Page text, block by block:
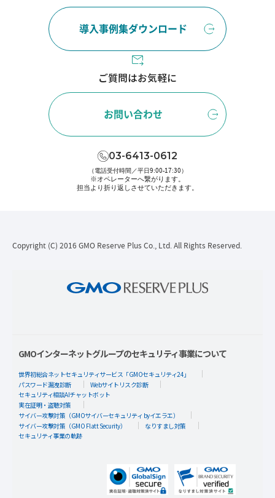
導入事例集ダウンロード
ご質問はお気軽に
お問い合わせ
03-6413-0612
（電話受付時間／平日9:00-17:30）
※オペレーターへ繋がります。
担当より折り返しさせていただきます。
Copyright (C) 2016 GMO Reserve Plus Co., Ltd. All Rights Reserved.
GMOインターネットグループのセキュリティ事業について
世界初総合ネットセキュリティサービス「GMOセキュリティ24」
パスワード漏洩診断
Webサイトリスク診断
セキュリティ相談AIチャットボット
実在証明・盗聴対策
サイバー攻撃対策（GMOサイバーセキュリティ byイエラエ）
サイバー攻撃対策（GMO Flatt Security）
なりすまし対策
セキュリティ事業の軌跡